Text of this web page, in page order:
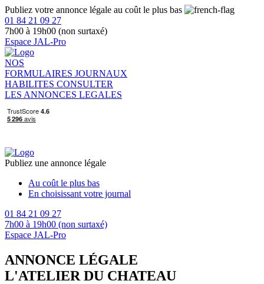
Publiez votre annonce légale au coût le plus bas
01 84 21 09 27
7h00 à 19h00 (non surtaxé)
Espace JAL-Pro
NOS
FORMULAIRES JOURNAUX
HABILITES CONSULTER
LES ANNONCES LEGALES
Publiez une annonce légale
Au coût le plus bas
En choisissant votre journal
01 84 21 09 27
7h00 à 19h00 (non surtaxé)
Espace JAL-Pro
ANNONCE LÉGALE
L'ATELIER DU CHATEAU